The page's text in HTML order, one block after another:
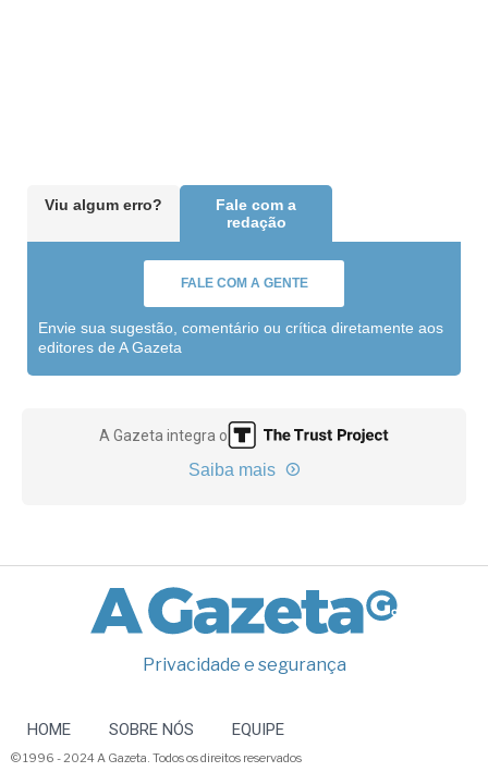
Viu algum erro?
Fale com a
redação
FALE COM A GENTE
Envie sua sugestão, comentário ou crítica diretamente aos
editores de A Gazeta
A Gazeta integra o
Saiba mais
Privacidade e segurança
HOME SOBRE NÓS EQUIPE
© 1996 - 2024 A Gazeta. Todos os direitos reservados